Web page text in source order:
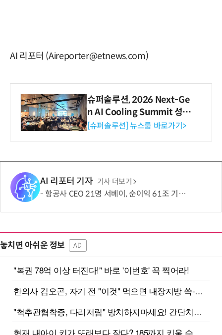
AI 리포터 (Aireporter@etnews.com)
슈퍼솔루션, 2026 Next-Ge
n AI Cooling Summit 성황
리 성료
[슈퍼솔루션] 뉴스룸 바로가기>
AI 리포터 기자 기사 더보기
항공사 CEO 21명 서베이, 순이익 61조 기대가 '생존 모드'로 뒤집힌 진짜 이유
놓치면 아쉬운 정보 AD